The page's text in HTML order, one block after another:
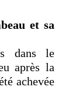
et sa
dans le
après la
achevée